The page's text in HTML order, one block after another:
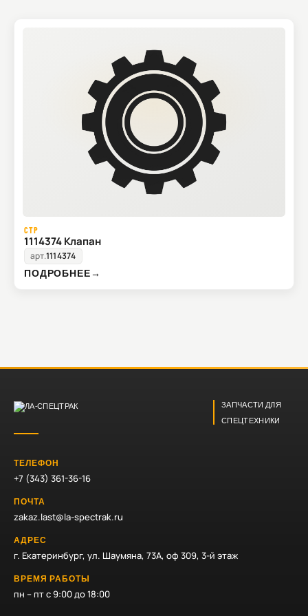
CTP
1114374 Клапан
арт.1114374
ПОДРОБНЕЕ→
ЗАПЧАСТИ ДЛЯ
СПЕЦТЕХНИКИ
ТЕЛЕФОН
+7 (343) 361-36-16
ПОЧТА
zakaz.last@la-spectrak.ru
АДРЕС
г. Екатеринбург, ул. Шаумяна, 73А, оф 309, 3-й этаж
ВРЕМЯ РАБОТЫ
пн – пт с 9:00 до 18:00